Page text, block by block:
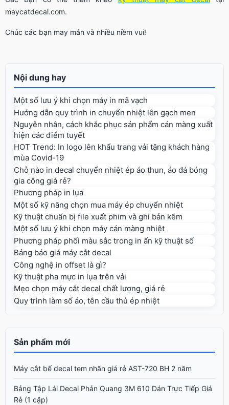
maycatdecal.com.
Chúc các bạn may mắn và nhiều niềm vui!
Nội dung hay
Một số lưu ý khi chọn máy in mã vạch
Hướng dẫn quy trình in chuyển nhiệt lên gạch men
Nguyên nhân, cách khắc phục sản phẩm cán màng xuất
hiện các điểm tuyết
HOT Trend: In logo lên khẩu trang vải tặng khách hàng
mùa Covid-19
Chỗ nào in decal chuyển nhiệt ép áo thun, áo đá bóng
gia công giá rẻ?
Phương pháp in lụa
Một số kỹ năng chọn mua máy ép chuyển nhiệt
Kỹ thuật chuẩn bị file xuất phim và ghi bản kẽm
Một số lưu ý khi chọn máy cán màng nhiệt
Phương pháp phối màu sắc trong in ấn kỹ thuật số
Bảng báo giá máy cắt decal
Công nghệ in offset là gì?
Kỹ thuật pha mực in lụa trên vải
Mẹo chọn máy cắt decal chất lượng, giá rẻ
Quy trình làm số áo, tên cầu thủ ép nhiệt
Sản phẩm mới
Máy cắt bế decal tem nhãn giá rẻ AST-720 BH 2 năm
Bảng Tập Lái Decal Phản Quang 3M 610 Dán Trực Tiếp Giá
Rẻ (1 cặp)